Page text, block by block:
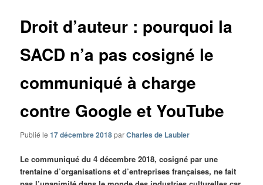
Droit d’auteur : pourquoi la
SACD n’a pas cosigné le
communiqué à charge
contre Google et YouTube
Publié le17 décembre 2018parCharles de Laubier
Le communiqué du 4 décembre 2018, cosigné par une
trentaine d’organisations et d’entreprises françaises, ne fait